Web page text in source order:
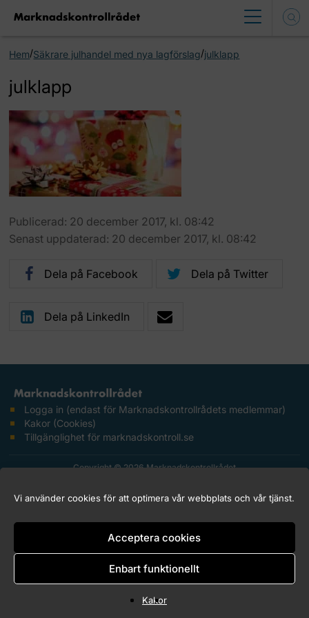
Vi använder cookies för att optimera vår webbplats och vår tjänst.
Acceptera cookies
Enbart funktionellt
Kakor
Hem/Säkrare julhandel med nya lagförslag/julklapp
julklapp
Publicerad: 20 december 2017, kl. 08:42
Senast uppdaterad: 20 december 2017, kl. 08:42
Dela på Facebook Dela på Twitter
Dela på LinkedIn
Logga in (endast för Marknadskontrollrådets medlemmar)
Kakor (Cookies)
Tillgänglighet för marknadskontroll.se
Copyright © 2026 Marknadskontrollrådet